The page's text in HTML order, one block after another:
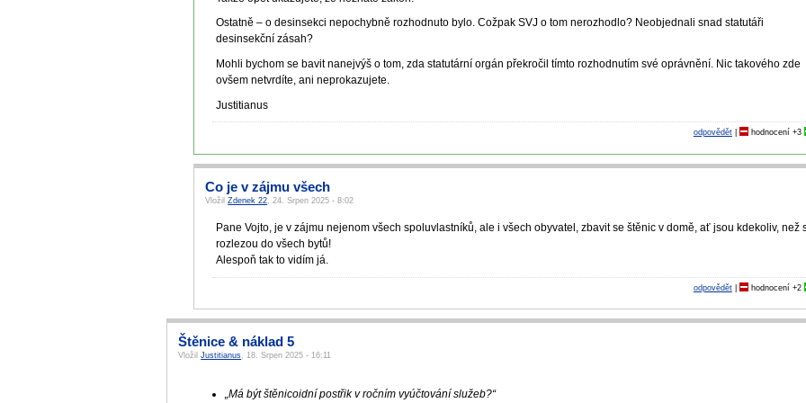
Ostatně – o desinsekci nepochybně rozhodnuto bylo. Cožpak SVJ o tom nerozhodlo? Neobjednali snad statutáři
desinsekční zásah?
Mohli bychom se bavit nanejvýš o tom, zda statutární orgán překročil tímto rozhodnutím své oprávnění. Nic takového zde
ovšem netvrdíte, ani neprokazujete.
Justitianus
odpovědět| hodnocení +3
Co je v zájmu všech
VložilZdenek 22 , 24. Srpen 2025 - 8:02
Pane Vojto, je v zájmu nejenom všech spoluvlastníků, ale i všech obyvatel, zbavit se štěnic v domě, ať jsou kdekoliv, než
rozlezou do všech bytů!
Alespoň tak to vidím já.
odpovědět| hodnocení +2
Štěnice & náklad 5
VložilJustitianus, 18. Srpen 2025 - 16:11
„Má být štěnicoidní postřik v ročním vyúčtování služeb?“